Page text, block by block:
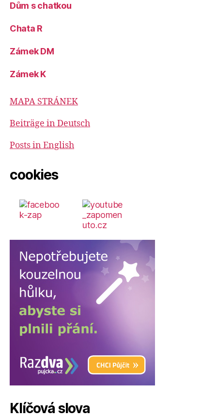
Dům s chatkou
Chata R
Zámek DM
Zámek K
MAPA STRÁNEK
Beiträge in Deutsch
Posts in English
cookies
Klíčová slova